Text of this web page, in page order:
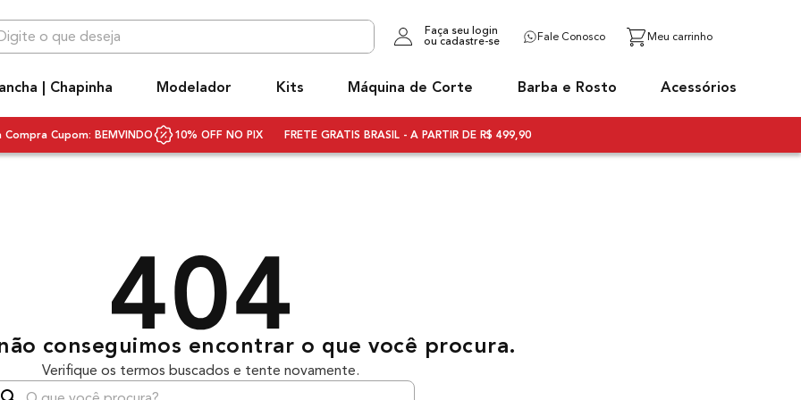
deseja
Faça seu login
ou cadastre-se
Fale Conosco
| Chapinha Modelador Kits Máquina de Corte Barba e Rosto Acessórios
Compra Cupom: BEMVINDO 10% OFF NO PIX FRETE GRATIS BRASIL - A PARTIR DE R$ 499,90
conseguimos encontrar o que você procura.
Verifique os termos buscados e tente novamente.
você procura?
cabelo